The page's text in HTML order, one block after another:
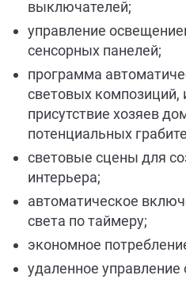
выключателей;
управление
сенсорных панелей;
программа
световых
присутствие хозяев
потенциальных
световые сцены для
интерьера;
автоматическое
света по таймеру;
экономное
удаленное